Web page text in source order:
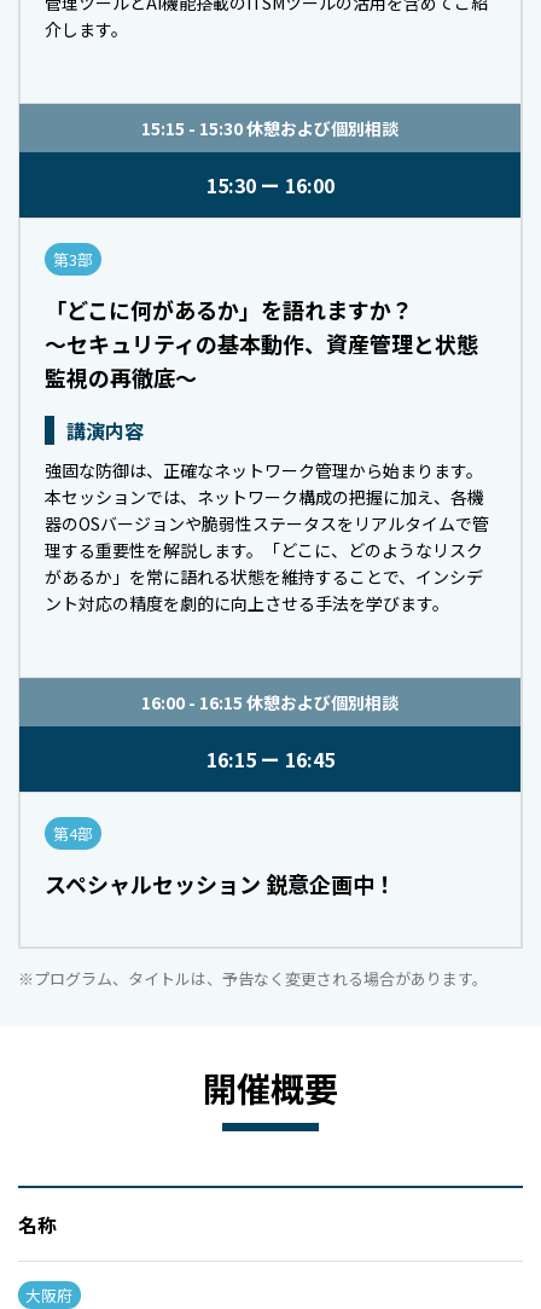
介します。
15:15 - 15:30 休憩および個別相談
15:30 16:00
第3部
「どこに何があるか」を語れますか？
～セキュリティの基本動作、資産管理と状態
監視の再徹底～
講演内容
強固な防御は、正確なネットワーク管理から始まります。
本セッションでは、ネットワーク構成の把握に加え、各機
器のOSバージョンや脆弱性ステータスをリアルタイムで管
理する重要性を解説します。「どこに、どのようなリスク
があるか」を常に語れる状態を維持することで、インシデ
ント対応の精度を劇的に向上させる手法を学びます。
16:00 - 16:15 休憩および個別相談
16:15 16:45
第4部
スペシャルセッション 鋭意企画中！
※プログラム、タイトルは、予告なく変更される場合があります。
開催概要
名称
大阪府